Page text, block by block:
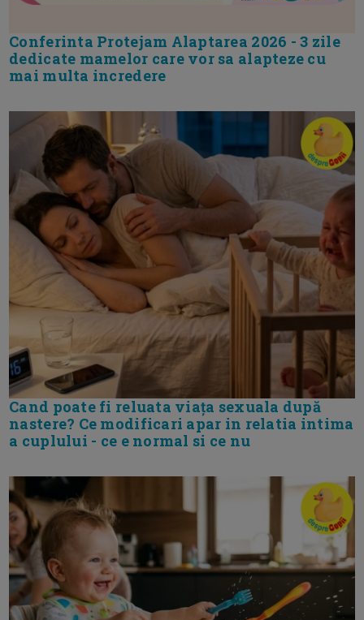
Conferinta Protejam Alaptarea 2026 - 3 zile
dedicate mamelor care vor sa alapteze cu
mai multa incredere
Cand poate fi reluata viața sexuala după
nastere? Ce modificari apar in relatia intima
a cuplului - ce e normal si ce nu